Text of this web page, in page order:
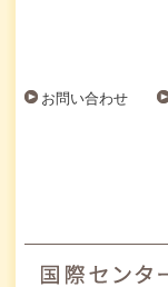
お問い合わせ